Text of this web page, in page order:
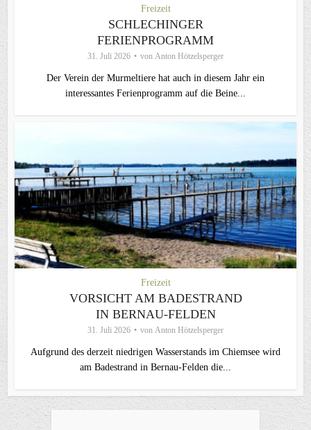
Freizeit
SCHLECHINGER
FERIENPROGRAMM
31. Juli 2026 von Anton Hötzelsperger
Der Verein der Murmeltiere hat auch in diesem Jahr ein
interessantes Ferienprogramm auf die Beine...
Freizeit
VORSICHT AM BADESTRAND
IN BERNAU-FELDEN
31. Juli 2026 von Anton Hötzelsperger
Aufgrund des derzeit niedrigen Wasserstands im Chiemsee wird
am Badestrand in Bernau-Felden die...